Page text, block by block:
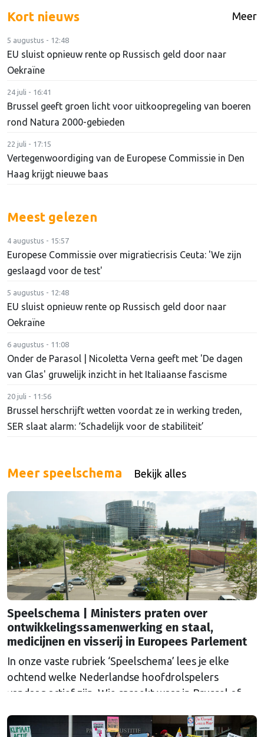
Kort nieuws Meer
5 augustus - 12:48
EU sluist opnieuw rente op Russisch geld door naar
Oekraïne
24 juli - 16:41
Brussel geeft groen licht voor uitkoopregeling van boeren
rond Natura 2000-gebieden
22 juli - 17:15
Vertegenwoordiging van de Europese Commissie in Den
Haag krijgt nieuwe baas
Meest gelezen
4 augustus - 15:57
Europese Commissie over migratiecrisis Ceuta: 'We zijn
geslaagd voor de test'
5 augustus - 12:48
EU sluist opnieuw rente op Russisch geld door naar
Oekraïne
6 augustus - 11:08
Onder de Parasol | Nicoletta Verna geeft met 'De dagen
van Glas' gruwelijk inzicht in het Italiaanse fascisme
20 juli - 11:56
Brussel herschrijft wetten voordat ze in werking treden,
SER slaat alarm: ‘Schadelijk voor de stabiliteit’
Meer speelschema Bekijk alles
Speelschema | Ministers praten over
ontwikkelingssamenwerking en staal,
medicijnen en visserij in Europees Parlement
In onze vaste rubriek ‘Speelschema’ lees je elke
ochtend welke Nederlandse hoofdrolspelers
vandaag actief zijn. Wie spreekt waar in Brussel of
agenda?